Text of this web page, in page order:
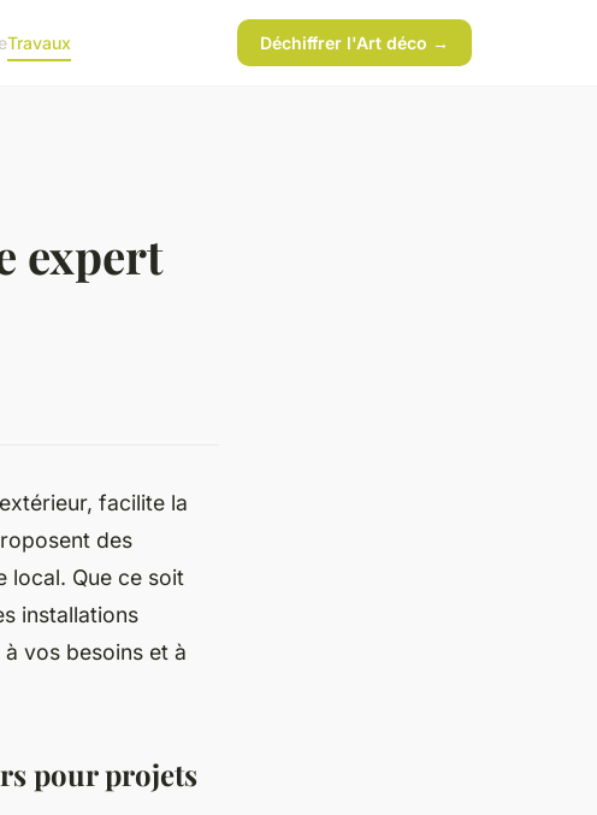
Travaux Déchiffrer l'Art déco →
expert
facilite la
des
local. Que ce soit
installations
vos besoins et à
pour projets